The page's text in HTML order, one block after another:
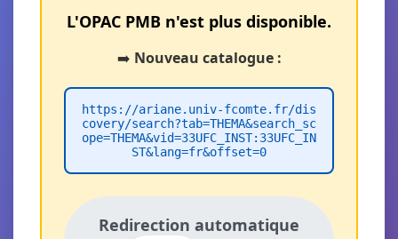
L'OPAC PMB n'est plus disponible.
➡️ Nouveau catalogue :
https://ariane.univ-fcomte.fr/dis
covery/search?tab=THEMA&search_sc
ope=THEMA&vid=33UFC_INST:33UFC_IN
ST&lang=fr&offset=0
Redirection automatique